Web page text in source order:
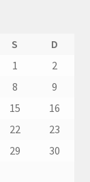
S
D
1
2
8
9
15
16
22
23
29
30